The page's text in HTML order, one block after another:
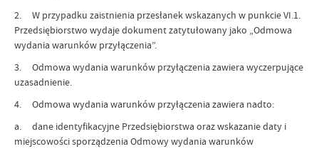
2. W przypadku zaistnienia przesłanek wskazanych w punkcie VI.1.
Przedsiębiorstwo wydaje dokument zatytułowany jako „Odmowa
wydania warunków przyłączenia”.
3. Odmowa wydania warunków przyłączenia zawiera wyczerpujące
uzasadnienie.
4. Odmowa wydania warunków przyłączenia zawiera nadto:
a. dane identyfikacyjne Przedsiębiorstwa oraz wskazanie daty i
miejscowości sporządzenia Odmowy wydania warunków